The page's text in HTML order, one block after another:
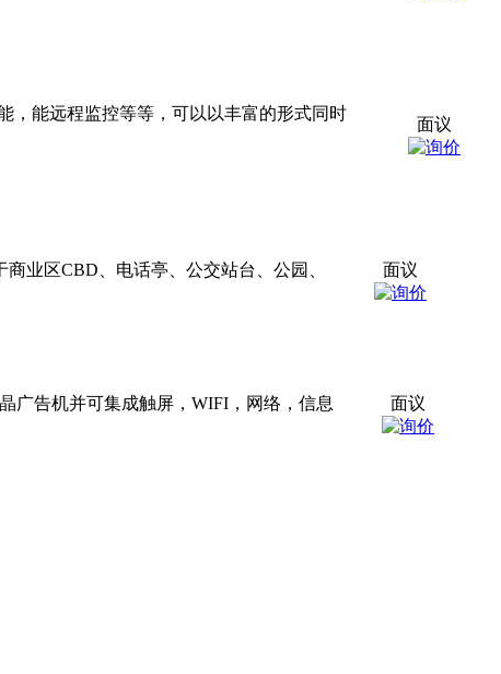
能远程监控等等，可以以丰富的形式同时
面议
业区CBD、电话亭、公交站台、公园、
面议
告机并可集成触屏，WIFI，网络，信息
面议